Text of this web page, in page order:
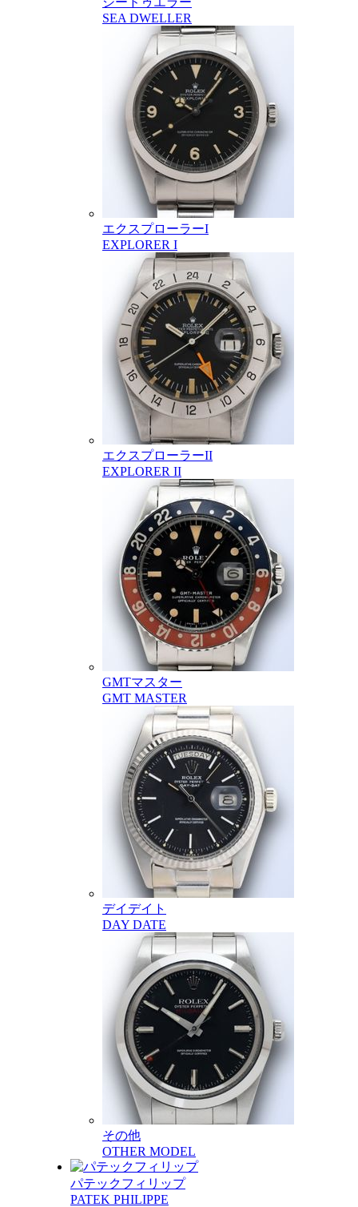
SEA DWELLER
エクスプローラーI
EXPLORER I
エクスプローラーII
EXPLORER II
GMTマスター
GMT MASTER
デイデイト
DAY DATE
その他
OTHER MODEL
パテックフィリップ
PATEK PHILIPPE